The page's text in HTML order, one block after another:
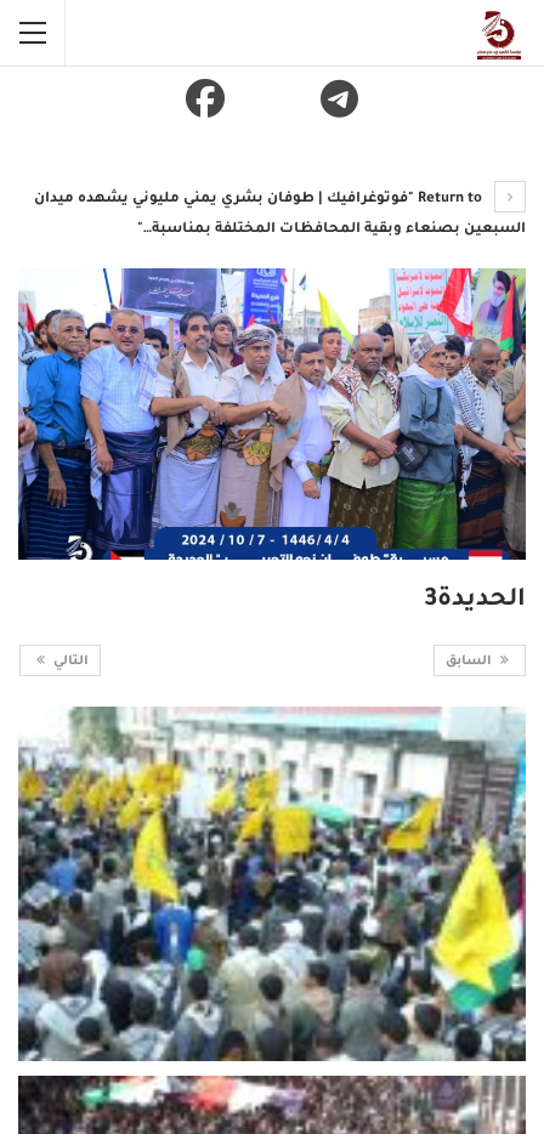
Return to "فوتوغرافيك | طوفان بشري يمني مليوني يشهده ميدان
السبعين بصنعاء وبقية المحافظات المختلفة بمناسبة…"
الحديدة3
التالي السابق